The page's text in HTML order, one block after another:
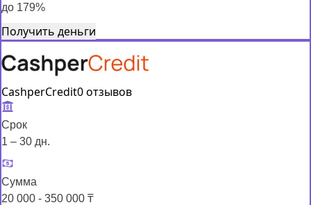
до 179%
Получить деньги
CashperCredit0 отзывов
Срок
1 – 30 дн.
Сумма
20 000 - 350 000 ₸